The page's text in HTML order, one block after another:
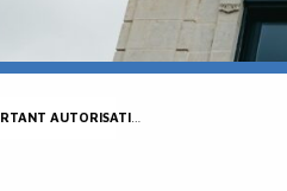
LES OPÉRATIONS NÉCESSAIRES AUX ÉTUDES TECHNIQUES ET RÉGLEMENTAIRES RELATIVES AU PROJET DE RÉHABILITATION DU PONT DE FONTENELLE